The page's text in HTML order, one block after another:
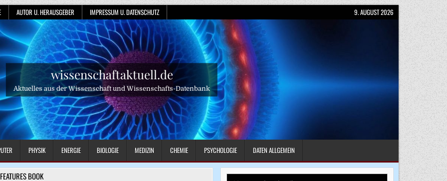
AUTOR U. HERAUSGEBER IMPRESSUM U. DATENSCHUTZ 9. AUGUST 2026
wissenschaftaktuell.de
Aktuelles aus der Wissenschaft und Wissenschafts-Datenbank
PHYSIK ENERGIE BIOLOGIE MEDIZIN CHEMIE PSYCHOLOGIE DATEN ALLGEMEIN
FEATURES BOOK